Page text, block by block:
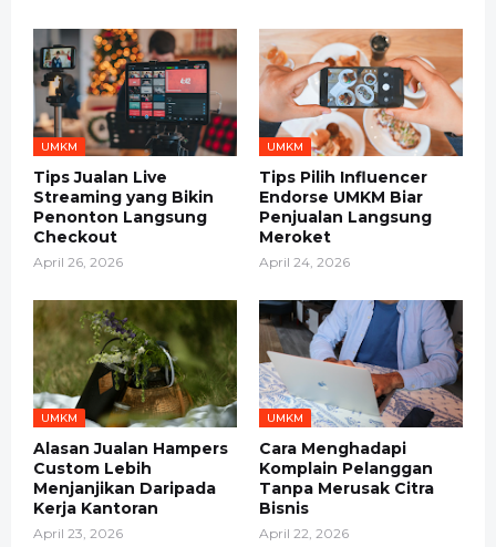
UMKM
Tips Jualan Live
Streaming yang Bikin
Penonton Langsung
Checkout
April 26, 2026
UMKM
Tips Pilih Influencer
Endorse UMKM Biar
Penjualan Langsung
Meroket
April 24, 2026
UMKM
Alasan Jualan Hampers
Custom Lebih
Menjanjikan Daripada
Kerja Kantoran
April 23, 2026
UMKM
Cara Menghadapi
Komplain Pelanggan
Tanpa Merusak Citra
Bisnis
April 22, 2026